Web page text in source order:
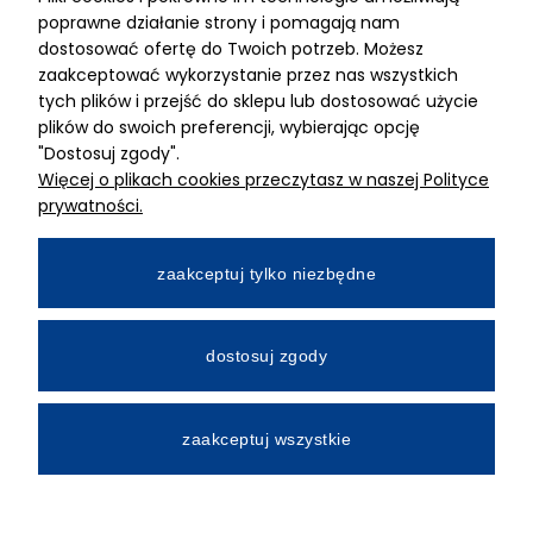
ADRES
MIMARI sp z o.o.
ul. Kurkowa 12
50-210 Wrocław
Dane rejestracyjne
NIP:8982325327
Wpłacony w całości
Numer konta bankowego
All Rights Reserved © 2026 Mimari.com.pl
poprawne działanie strony i pomagają nam
dostosować ofertę do Twoich potrzeb. Możesz
zaakceptować wykorzystanie przez nas wszystkich
tych plików i przejść do sklepu lub dostosować użycie
plików do swoich preferencji, wybierając opcję
"Dostosuj zgody".
Więcej o plikach cookies przeczytasz w naszej Polityce
prywatności.
zaakceptuj tylko niezbędne
dostosuj zgody
zaakceptuj wszystkie